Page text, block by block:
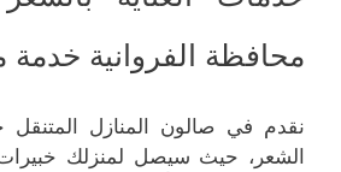
محافظة الفروانية خدمة
نقدم في صالون المنازل
الشعر، حيث سيصل لمنزلك